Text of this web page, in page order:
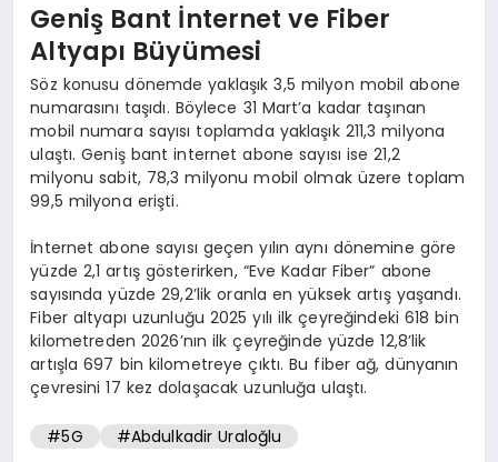
Geniş Bant İnternet ve Fiber
Altyapı Büyümesi
Söz konusu dönemde yaklaşık 3,5 milyon mobil abone
numarasını taşıdı. Böylece 31 Mart’a kadar taşınan
mobil numara sayısı toplamda yaklaşık 211,3 milyona
ulaştı. Geniş bant internet abone sayısı ise 21,2
milyonu sabit, 78,3 milyonu mobil olmak üzere toplam
99,5 milyona erişti.
İnternet abone sayısı geçen yılın aynı dönemine göre
yüzde 2,1 artış gösterirken, “Eve Kadar Fiber” abone
sayısında yüzde 29,2’lik oranla en yüksek artış yaşandı.
Fiber altyapı uzunluğu 2025 yılı ilk çeyreğindeki 618 bin
kilometreden 2026’nın ilk çeyreğinde yüzde 12,8’lik
artışla 697 bin kilometreye çıktı. Bu fiber ağ, dünyanın
çevresini 17 kez dolaşacak uzunluğa ulaştı.
#5G #Abdulkadir Uraloğlu